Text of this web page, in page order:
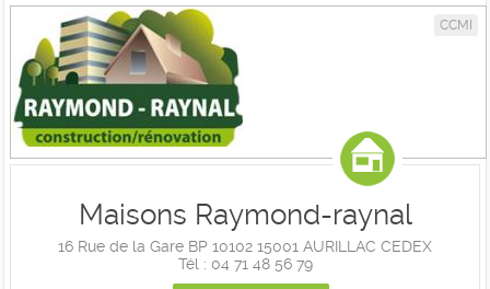
CCMI
Maisons Raymond-raynal
16 Rue de la Gare BP 10102 15001 AURILLAC CEDEX
Tél : 04 71 48 56 79